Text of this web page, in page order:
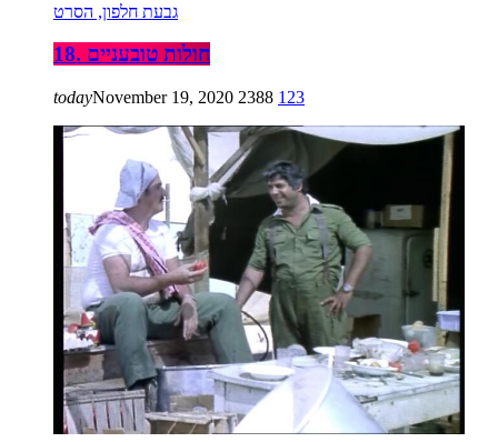
גבעת חלפון, הסרט
18. חולות טובעניים
todayNovember 19, 2020 2388 123